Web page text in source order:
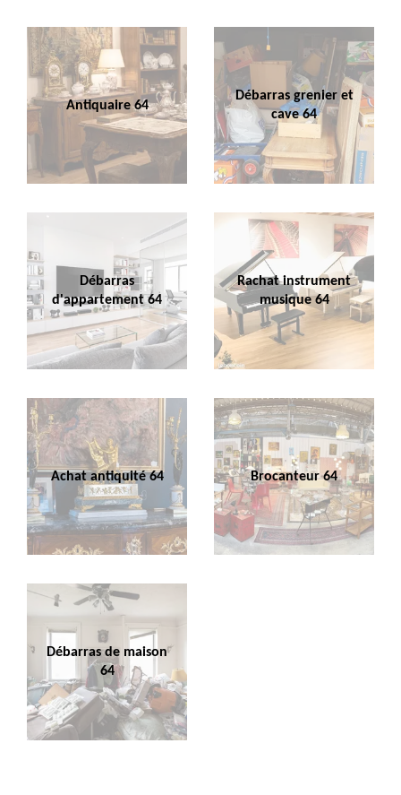
Antiquaire 64
Débarras grenier et
cave 64
Débarras
d'appartement 64
Rachat instrument
musique 64
Achat antiquité 64 Brocanteur 64
Débarras de maison
64